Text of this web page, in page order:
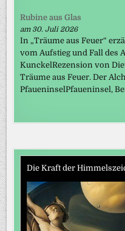
Rubine aus Glas
am 30. Juli 2026
In „Träume aus Feuer“
vom Aufstieg und Fall des
KunckelRezension von
Träume aus Feuer. Der
PfaueninselPfaueninsel,
Die Kraft der